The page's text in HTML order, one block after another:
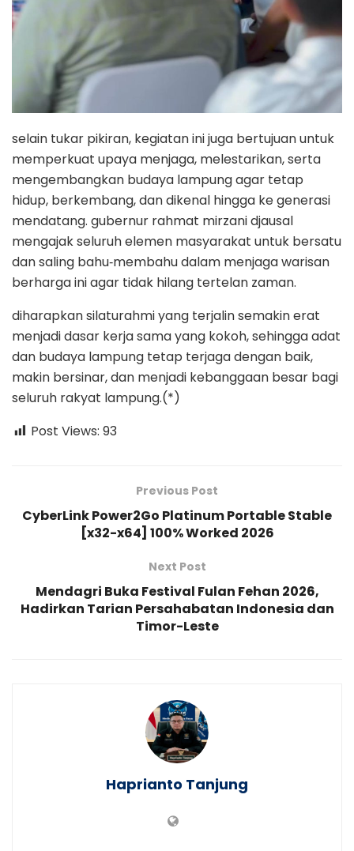
selain tukar pikiran, kegiatan ini juga bertujuan untuk
memperkuat upaya menjaga, melestarikan, serta
mengembangkan budaya lampung agar tetap
hidup, berkembang, dan dikenal hingga ke generasi
mendatang. gubernur rahmat mirzani djausal
mengajak seluruh elemen masyarakat untuk bersatu
dan saling bahu‑membahu dalam menjaga warisan
berharga ini agar tidak hilang tertelan zaman.
diharapkan silaturahmi yang terjalin semakin erat
menjadi dasar kerja sama yang kokoh, sehingga adat
dan budaya lampung tetap terjaga dengan baik,
makin bersinar, dan menjadi kebanggaan besar bagi
seluruh rakyat lampung.(*)
Post Views: 93
Previous Post
CyberLink Power2Go Platinum Portable Stable
[x32-x64] 100% Worked 2026
Next Post
Mendagri Buka Festival Fulan Fehan 2026,
Hadirkan Tarian Persahabatan Indonesia dan
Timor-Leste
Haprianto Tanjung